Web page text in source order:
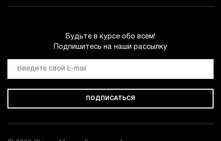
Будьте в курсе обо всем!
Подпишитесь на наши рассылку
ПОДПИСАТЬСЯ